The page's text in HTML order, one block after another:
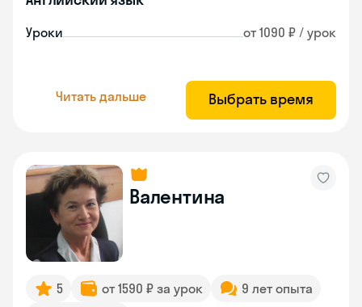
Уроки от 1090 ₽ / урок
Читать дальше Выбрать время
Валентина
5 от 1590 ₽ за урок
9 лет опыта